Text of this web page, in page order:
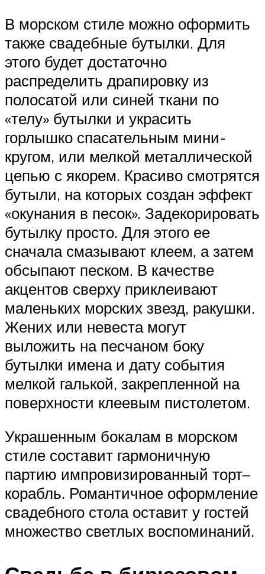
В морском стиле можно оформить
также свадебные бутылки. Для
этого будет достаточно
распределить драпировку из
полосатой или синей ткани по
«телу» бутылки и украсить
горлышко спасательным мини-
кругом, или мелкой металлической
цепью с якорем. Красиво смотрятся
бутыли, на которых создан эффект
«окунания в песок». Задекорировать
бутылку просто. Для этого ее
сначала смазывают клеем, а затем
обсыпают песком. В качестве
акцентов сверху приклеивают
маленьких морских звезд, ракушки.
Жених или невеста могут
выложить на песчаном боку
бутылки имена и дату события
мелкой галькой, закрепленной на
поверхности клеевым пистолетом.
Украшенным бокалам в морском
стиле составит гармоничную
партию импровизированный торт–
корабль. Романтичное оформление
свадебного стола оставит у гостей
множество светлых воспоминаний.